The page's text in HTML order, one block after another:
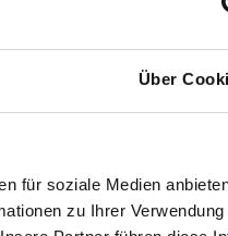
Über
für soziale Medien
zu Ihrer